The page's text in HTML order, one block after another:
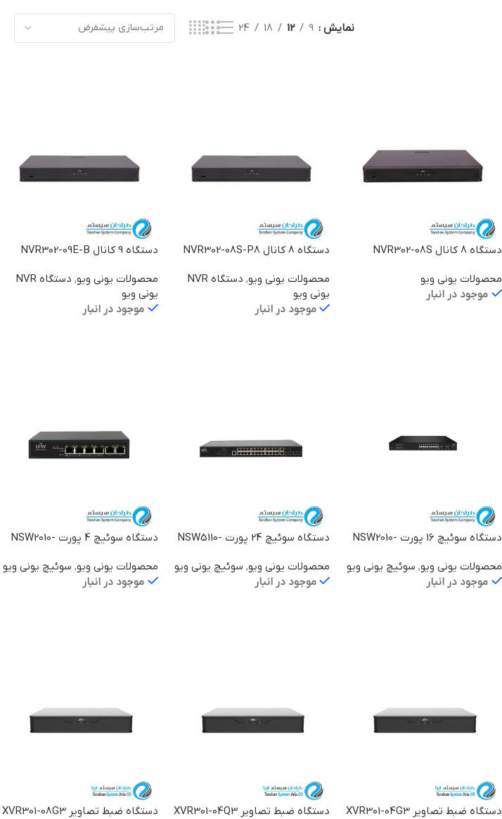
نمایش 9
12
18
24
دستگاه 8 کانال NVR302-08S
محصولات یونی ویو
موجود در انبار
دستگاه 8 کانال NVR302-08S-P8
محصولات یونی ویو,
دستگاه NVR
یونی ویو
موجود در انبار
دستگاه 9 کانال NVR302-09E-B
محصولات یونی ویو,
دستگاه NVR
یونی ویو
موجود در انبار
دستگاه سوئیچ 16 پورت NSW2010-
محصولات یونی ویو, سوئیچ یونی ویو
موجود در انبار
دستگاه سوئیچ 24 پورت NSW5110-
محصولات یونی ویو, سوئیچ یونی ویو
موجود در انبار
دستگاه سوئیچ 4 پورت NSW2010-
محصولات یونی ویو, سوئیچ یونی ویو
موجود در انبار
دستگاه ضبط تصاویر XVR301-04G3 دستگاه ضبط تصاویر XVR301-04Q3 دستگاه ضبط تصاویر XVR301-08G3